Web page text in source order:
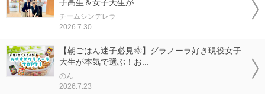
子高生＆女子大生が...
チームシンデレラ
2026.7.30
【朝ごはん迷子必見🌞】グラノーラ好き現役女子
大生が本気で選ぶ！お...
のん
2026.7.23